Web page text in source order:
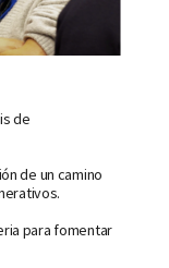
de
de un camino
para fomentar